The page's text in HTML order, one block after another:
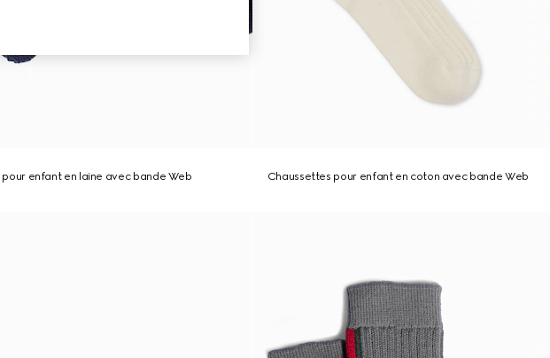
pour enfant en laine avec bande Web Chaussettes pour enfant en coton avec bande Web